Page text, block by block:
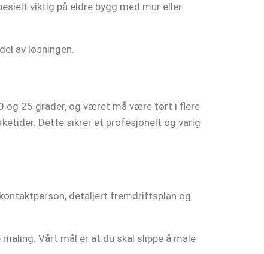
viktig på eldre bygg med mur eller
av løsningen.
og 25 grader, og været må være tørt i flere
Dette sikrer et profesjonelt og varig
detaljert fremdriftsplan og
Vårt mål er at du skal slippe å male